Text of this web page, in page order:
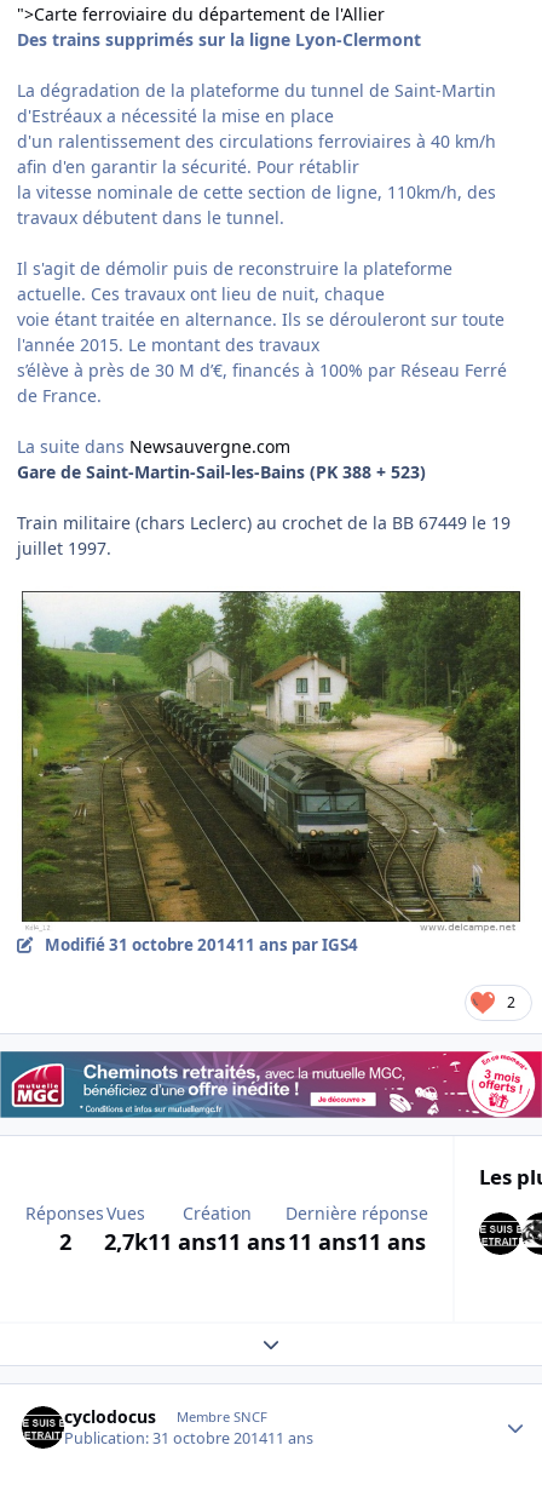
">Carte ferroviaire du département de l'Allier
Des trains supprimés sur la ligne Lyon-Clermont
La dégradation de la plateforme du tunnel de Saint-Martin
d'Estréaux a nécessité la mise en place
d'un ralentissement des circulations ferroviaires à 40 km/h
afin d'en garantir la sécurité. Pour rétablir
la vitesse nominale de cette section de ligne, 110km/h, des
travaux débutent dans le tunnel.
Il s'agit de démolir puis de reconstruire la plateforme
actuelle. Ces travaux ont lieu de nuit, chaque
voie étant traitée en alternance. Ils se dérouleront sur toute
l'année 2015. Le montant des travaux
s’élève à près de 30 M d’€, financés à 100% par Réseau Ferré
de France.
La suite dans Newsauvergne.com
Gare de Saint-Martin-Sail-les-Bains (PK 388 + 523)
Train militaire (chars Leclerc) au crochet de la BB 67449 le 19
juillet 1997.
Modifié31 octobre 201411 ans par IGS4
2
Réponses
2
Vues
2,7k
Création
11 ans11 ans
Dernière réponse
11 ans11 ans
Les
Expand topic overview
cyclodocus Membre SNCF
Publication:31 octobre 201411 ans